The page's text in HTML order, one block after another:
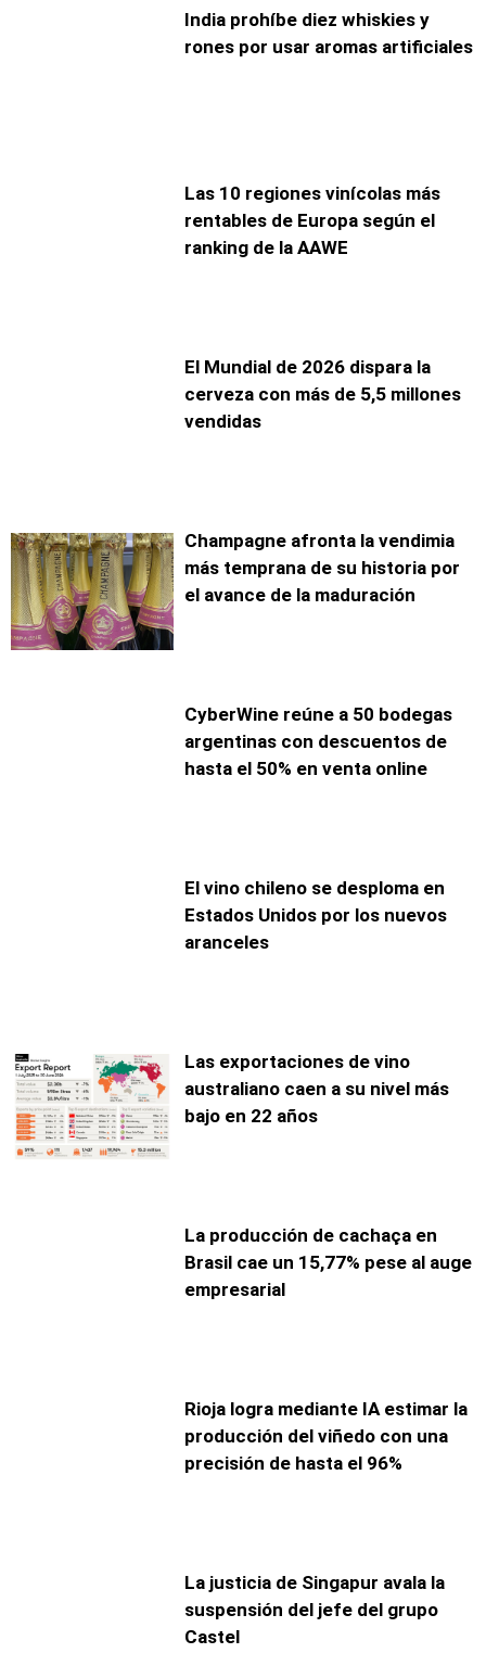
India prohíbe diez whiskies y
rones por usar aromas artificiales
Las 10 regiones vinícolas más
rentables de Europa según el
ranking de la AAWE
El Mundial de 2026 dispara la
cerveza con más de 5,5 millones
vendidas
Champagne afronta la vendimia
más temprana de su historia por
el avance de la maduración
CyberWine reúne a 50 bodegas
argentinas con descuentos de
hasta el 50% en venta online
El vino chileno se desploma en
Estados Unidos por los nuevos
aranceles
Las exportaciones de vino
australiano caen a su nivel más
bajo en 22 años
La producción de cachaça en
Brasil cae un 15,77% pese al auge
empresarial
Rioja logra mediante IA estimar la
producción del viñedo con una
precisión de hasta el 96%
La justicia de Singapur avala la
suspensión del jefe del grupo
Castel